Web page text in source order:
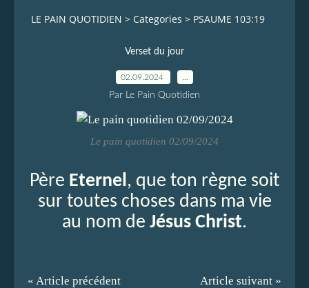
LE PAIN QUOTIDIEN > Categories > PSAUME 103:19
Verset du jour
02.09.2024
Par Le Pain Quotidien
Le pain quotidien 02/09/2024
Père Eternel, que ton règne soit
sur toutes choses dans ma vie
au nom de Jésus Christ.
« Article précédent Article suivant »